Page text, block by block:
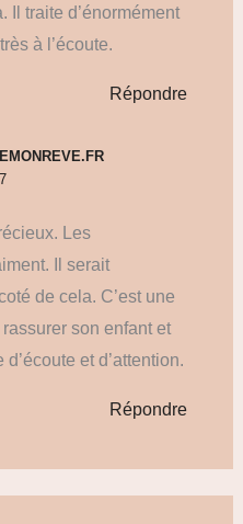
Il traite d’énormément
à l’écoute.
Répondre
Les
Il serait
de cela. C’est une
son enfant et
et d’attention.
Répondre